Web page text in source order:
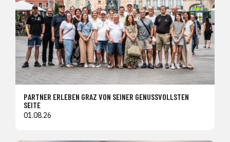
PARTNER ERLEBEN GRAZ VON SEINER GENUSSVOLLSTEN
SEITE
01.08.26